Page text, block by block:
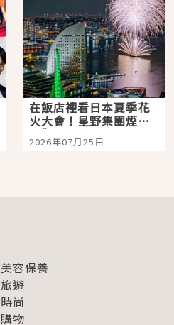
在飯店裡看日本夏季花
火大會！星野集團煙火
景觀飯店6選，讓你不用
人擠人悠閒欣賞
2026年07月25日
美容保養
旅遊
時尚
購物